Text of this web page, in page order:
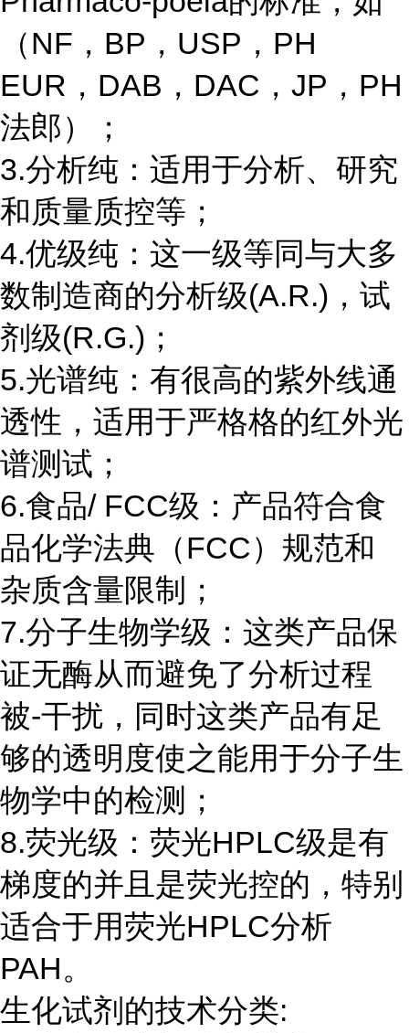
（NF，BP，USP，PH
EUR，DAB，DAC，JP，PH
法郎）；
3.分析纯：适用于分析、研究
和质量质控等；
4.优级纯：这一级等同与大多
数制造商的分析级(A.R.)，试
剂级(R.G.)；
5.光谱纯：有很高的紫外线通
透性，适用于严格格的红外光
谱测试；
6.食品/ FCC级：产品符合食
品化学法典（FCC）规范和
杂质含量限制；
7.分子生物学级：这类产品保
证无酶从而避免了分析过程
被-干扰，同时这类产品有足
够的透明度使之能用于分子生
物学中的检测；
8.荧光级：荧光HPLC级是有
梯度的并且是荧光控的，特别
适合于用荧光HPLC分析
PAH。
生化试剂的技术分类: